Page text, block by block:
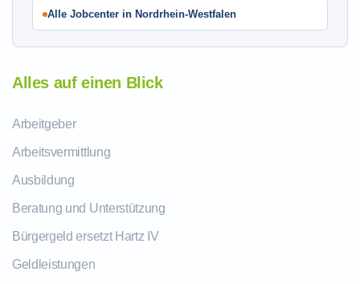
Alle Jobcenter in Nordrhein-Westfalen
Alles auf einen Blick
Arbeitgeber
Arbeitsvermittlung
Ausbildung
Beratung und Unterstützung
Bürgergeld ersetzt Hartz IV
Geldleistungen